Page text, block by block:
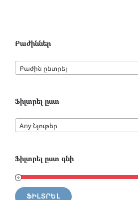
Բաժիններ
Բաժին ընտրել
Ֆիլտրել ըստ
Any Նյութեր
Ֆիլտրել ըստ գնի
ՖԻԼՏՐԵԼ